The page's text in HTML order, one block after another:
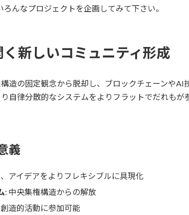
んなプロジェクトを企画してみて下さい。
新しいコミュニティ形成
造の固定観念から脱却し、ブロックチェーンやAI
自律分散的なシステムをよりフラットでだれもが
義
アイデアをよりフレキシブルに具現化
: 中央集権構造からの解放
造的活動に参加可能